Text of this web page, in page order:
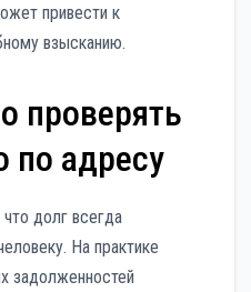
привести к
взысканию.
проверять
по адресу
долг всегда
На практике
задолженностей